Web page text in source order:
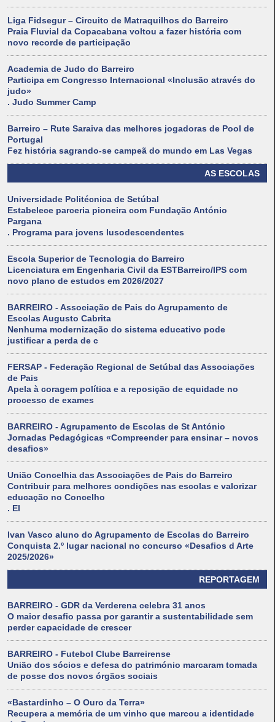
Liga Fidsegur – Circuito de Matraquilhos do Barreiro
Praia Fluvial da Copacabana voltou a fazer história com
novo recorde de participação
Academia de Judo do Barreiro
Participa em Congresso Internacional «Inclusão através do
judo»
. Judo Summer Camp
Barreiro – Rute Saraiva das melhores jogadoras de Pool de
Portugal
Fez história sagrando-se campeã do mundo em Las Vegas
AS ESCOLAS
Universidade Politécnica de Setúbal
Estabelece parceria pioneira com Fundação António
Pargana
. Programa para jovens lusodescendentes
Escola Superior de Tecnologia do Barreiro
Licenciatura em Engenharia Civil da ESTBarreiro/IPS com
novo plano de estudos em 2026/2027
BARREIRO - Associação de Pais do Agrupamento de
Escolas Augusto Cabrita
Nenhuma modernização do sistema educativo pode
justificar a perda de c
FERSAP - Federação Regional de Setúbal das Associações
de Pais
Apela à coragem política e a reposição de equidade no
processo de exames
BARREIRO - Agrupamento de Escolas de St António
Jornadas Pedagógicas «Compreender para ensinar – novos
desafios»
União Concelhia das Associações de Pais do Barreiro
Contribuir para melhores condições nas escolas e valorizar
educação no Concelho
. El
Ivan Vasco aluno do Agrupamento de Escolas do Barreiro
Conquista 2.º lugar nacional no concurso «Desafios d Arte
2025/2026»
REPORTAGEM
BARREIRO - GDR da Verderena celebra 31 anos
O maior desafio passa por garantir a sustentabilidade sem
perder capacidade de crescer
BARREIRO - Futebol Clube Barreirense
União dos sócios e defesa do património marcaram tomada
de posse dos novos órgãos sociais
«Bastardinho – O Ouro da Terra»
Recupera a memória de um vinho que marcou a identidade